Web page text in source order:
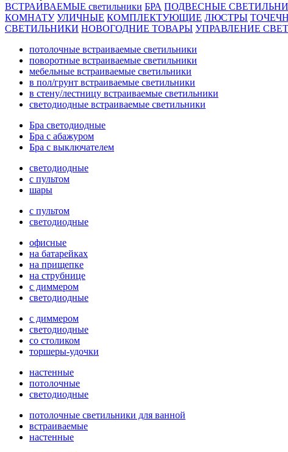
ВСТРАИВАЕМЫЕ светильники БРА ПОДВЕСНЫЕ
КОМНАТУ УЛИЧНЫЕ КОМПЛЕКТУЮЩИЕ ЛЮСТРЫ
СВЕТИЛЬНИКИ НОВОГОДНИЕ ТОВАРЫ УПРАВЛЕНИЕ
потолочные встраиваемые светильники
поворотные встраиваемые светильники
мебельные встраиваемые светильники
в пол/грунт встраиваемые светильники
в стену/лестницу встраиваемые светильники
светодиодные встраиваемые светильники
Бра светодиодные
Бра с абажуром
Бра с выключателем
светодиодные
с пультом
шары
с пультом
светодиодные
офисные
на батарейках
на прищепке
на струбнице
с диммером
светодиодные
с диммером
светодиодные
со столиком
торшеры-удочки
настенные
потолочные
светодиодные
потолочные светильники для ванной
встраиваемые
настенные